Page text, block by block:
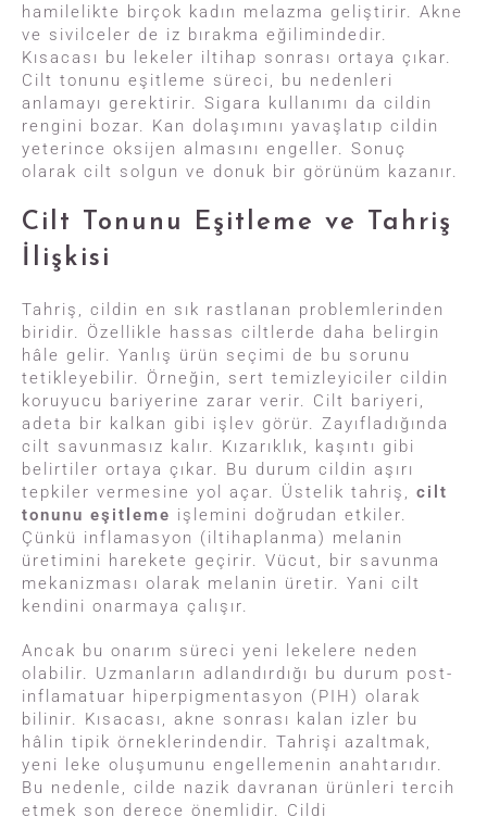
hamilelikte birçok kadın melazma geliştirir. Akne
ve sivilceler de iz bırakma eğilimindedir.
Kısacası bu lekeler iltihap sonrası ortaya çıkar.
Cilt tonunu eşitleme süreci, bu nedenleri
anlamayı gerektirir. Sigara kullanımı da cildin
rengini bozar. Kan dolaşımını yavaşlatıp cildin
yeterince oksijen almasını engeller. Sonuç
olarak cilt solgun ve donuk bir görünüm kazanır.
Cilt Tonunu Eşitleme ve Tahriş
İlişkisi
Tahriş, cildin en sık rastlanan problemlerinden
biridir. Özellikle hassas ciltlerde daha belirgin
hâle gelir. Yanlış ürün seçimi de bu sorunu
tetikleyebilir. Örneğin, sert temizleyiciler cildin
koruyucu bariyerine zarar verir. Cilt bariyeri,
adeta bir kalkan gibi işlev görür. Zayıfladığında
cilt savunmasız kalır. Kızarıklık, kaşıntı gibi
belirtiler ortaya çıkar. Bu durum cildin aşırı
tepkiler vermesine yol açar. Üstelik tahriş, cilt
tonunu eşitleme işlemini doğrudan etkiler.
Çünkü inflamasyon (iltihaplanma) melanin
üretimini harekete geçirir. Vücut, bir savunma
mekanizması olarak melanin üretir. Yani cilt
kendini onarmaya çalışır.
Ancak bu onarım süreci yeni lekelere neden
olabilir. Uzmanların adlandırdığı bu durum post-
inflamatuar hiperpigmentasyon (PIH) olarak
bilinir. Kısacası, akne sonrası kalan izler bu
hâlin tipik örneklerindendir. Tahrişi azaltmak,
yeni leke oluşumunu engellemenin anahtarıdır.
Bu nedenle, cilde nazik davranan ürünleri tercih
etmek son derece önemlidir. Cildi